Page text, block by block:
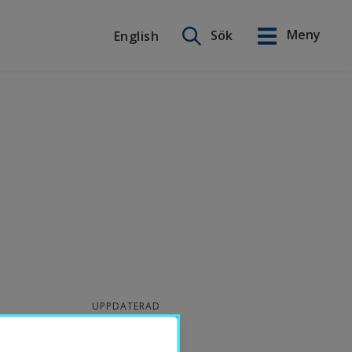
English
Sök
Meny
UPPDATERAD
English